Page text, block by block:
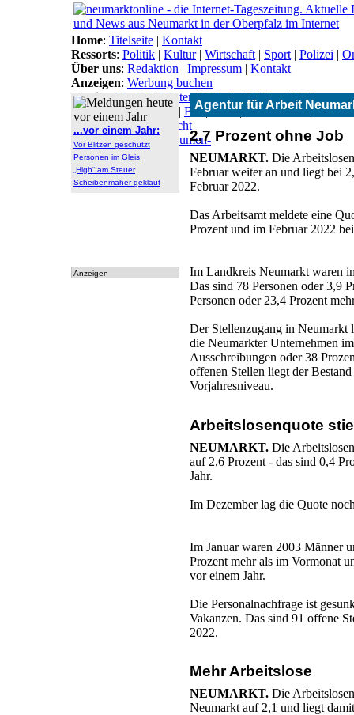
Agentur für Arbeit
2,7 Prozent ohne Job
NEUMARKT. Die
Februar weiter an und liegt bei
Februar 2022.
Das Arbeitsamt meldete eine
Prozent und im Februar 2022
Im Landkreis Neumarkt waren
Das sind 78 Personen oder 3,9
Personen oder 23,4 Prozent
Der Stellenzugang in Neumarkt
die Neumarkter Unternehmen
Ausschreibungen oder 38
offenen Stellen liegt der
Vorjahresniveau.
Arbeitslosenquote
NEUMARKT. Die
auf 2,6 Prozent - das sind 0,4
Jahr.
Im Dezember lag die Quote
Im Januar waren 2003 Männer
Prozent mehr als im Vormonat
vor einem Jahr.
Die Personalnachfrage ist
Vakanzen. Das sind 91 offene
2022.
Mehr Arbeitslose
NEUMARKT. Die
Neumarkt auf 2,1 und liegt
...vor einem Jahr:
Vor Blitzen geschützt
Personen im Gleis
„High“ am Steuer
Scheibenmäher geklaut
Anzeigen
Home: Titelseite | Kontakt
Ressorts: Politik | Kultur| Wirtschaft | Sport | Polizei |
Über uns: Redaktion | Impressum | Kontakt
Anzeigen: Werbung buchen
Service: Notfall | Wetter|Verkehr|Bücher|Hallo
Themen:Arbeitsamt | BN|CSU| Freie Wähler|
Lokal-Links:Übersicht
Archiv:Archiv|Dokumen-
tationen